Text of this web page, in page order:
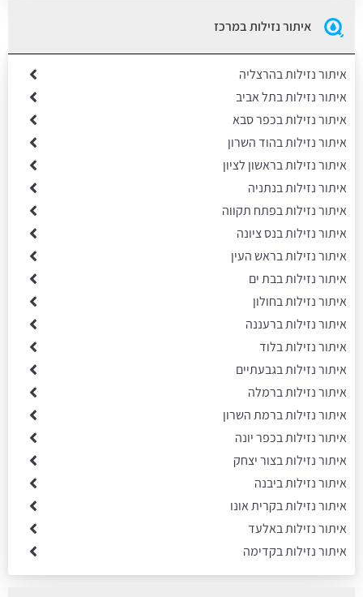
איתור נזילות במרכז
איתור נזילות בהרצליה
איתור נזילות בתל אביב
איתור נזילות בכפר סבא
איתור נזילות בהוד השרון
איתור נזילות בראשון לציון
איתור נזילות בנתניה
איתור נזילות בפתח תקווה
איתור נזילות בנס ציונה
איתור נזילות בראש העין
איתור נזילות בבת ים
איתור נזילות בחולון
איתור נזילות ברעננה
איתור נזילות בלוד
איתור נזילות בגבעתיים
איתור נזילות ברמלה
איתור נזילות ברמת השרון
איתור נזילות בכפר יונה
איתור נזילות בצור יצחק
איתור נזילות ביבנה
איתור נזילות בקרית אונו
איתור נזילות באלעד
איתור נזילות בקדימה